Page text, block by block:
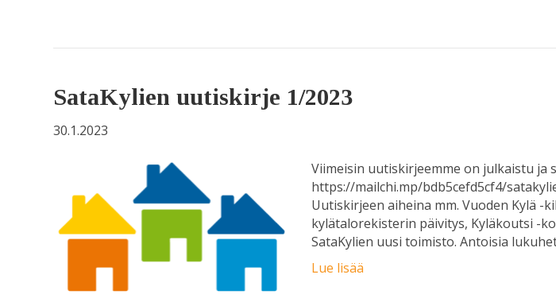
SataKylien uutiskirje 1/2023
30.1.2023
Viimeisin uutiskirjeemme on julkaistu ja
https://mailchi.mp/bdb5cefd5cf4/
Uutiskirjeen aiheina mm. Vuoden Kylä -
kylätalorekisterin päivitys, Kyläkoutsi -
SataKylien uusi toimisto. Antoisia
Lue lisää